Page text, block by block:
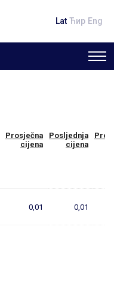
Lat Ћир Eng
Prosječna
cijena
Posljednja
cijena
0,01 0,01